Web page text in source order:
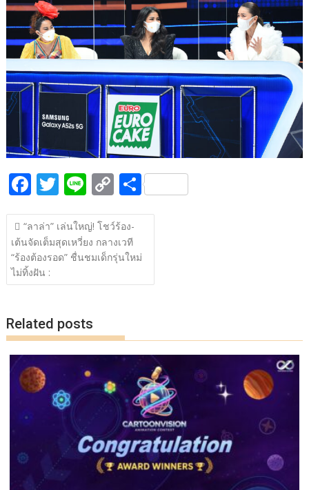
o
o
k
Li
n
k
F
ac
e
b
o
o
k
T
w
itt
er
Li
n
e
C
o
p
y
Li
n
S
h
แนะแนว
เรื่อง
“ลาล่า” เล่นใหญ่! โชว์ร้อง-
เต้นจัดเต็มสุดเหวี่ยง กลางเวที
“ร้องต้องรอด” ชื่นชมเด็กรุ่นใหม่
ไม่ทิ้งฝัน :
Related posts